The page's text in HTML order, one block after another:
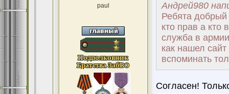
paul
Андрей980
Ребята добрый
кто прав а кто
служба в
как нашел
вспоминать
Согласен!